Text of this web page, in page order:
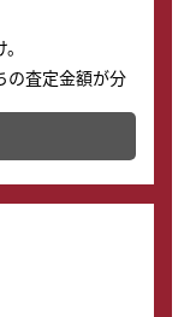
の査定金額が分